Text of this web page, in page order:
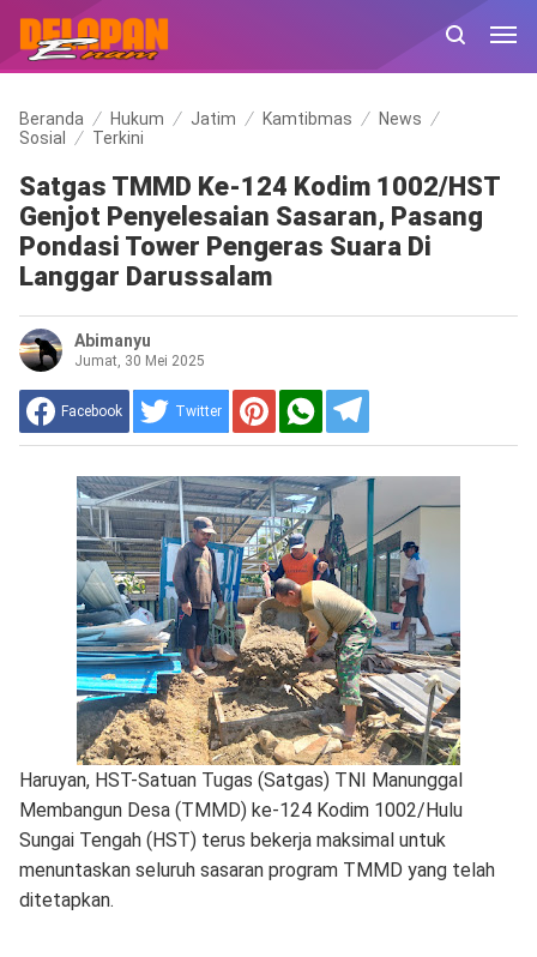
Beranda Hukum Jatim Kamtibmas
News
Sosial
Terkini
Satgas TMMD Ke-124 Kodim 1002/HST
Genjot Penyelesaian Sasaran, Pasang
Pondasi Tower Pengeras Suara Di
Langgar Darussalam
Abimanyu
Jumat, 30 Mei 2025
Facebook Twitter
Haruyan, HST-Satuan Tugas (Satgas) TNI Manunggal
Membangun Desa (TMMD) ke-124 Kodim 1002/Hulu
Sungai Tengah (HST) terus bekerja maksimal untuk
menuntaskan seluruh sasaran program TMMD yang telah
ditetapkan.